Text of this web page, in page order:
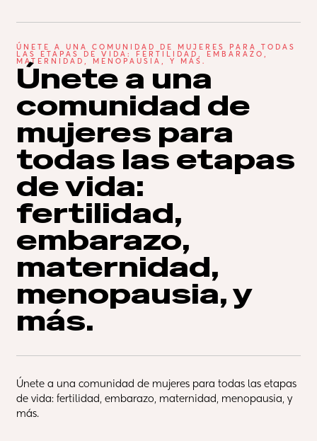
ÚNETE A UNA COMUNIDAD DE MUJERES PARA TODAS
LAS ETAPAS DE VIDA: FERTILIDAD, EMBARAZO,
MATERNIDAD, MENOPAUSIA, Y MÁS.
Únete a una
comunidad de
mujeres para
todas las etapas
de vida:
fertilidad,
embarazo,
maternidad,
menopausia, y
más.
Únete a una comunidad de mujeres para todas las etapas
de vida: fertilidad, embarazo, maternidad, menopausia, y
más.